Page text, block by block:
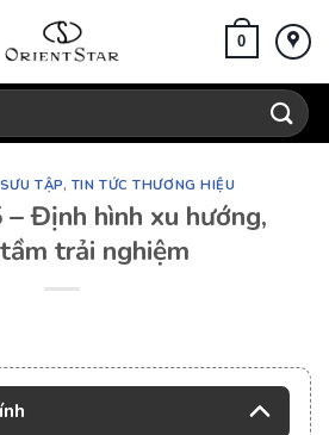
0
TẬP, TIN TỨC THƯƠNG HIỆU
Định hình xu hướng,
trải nghiệm